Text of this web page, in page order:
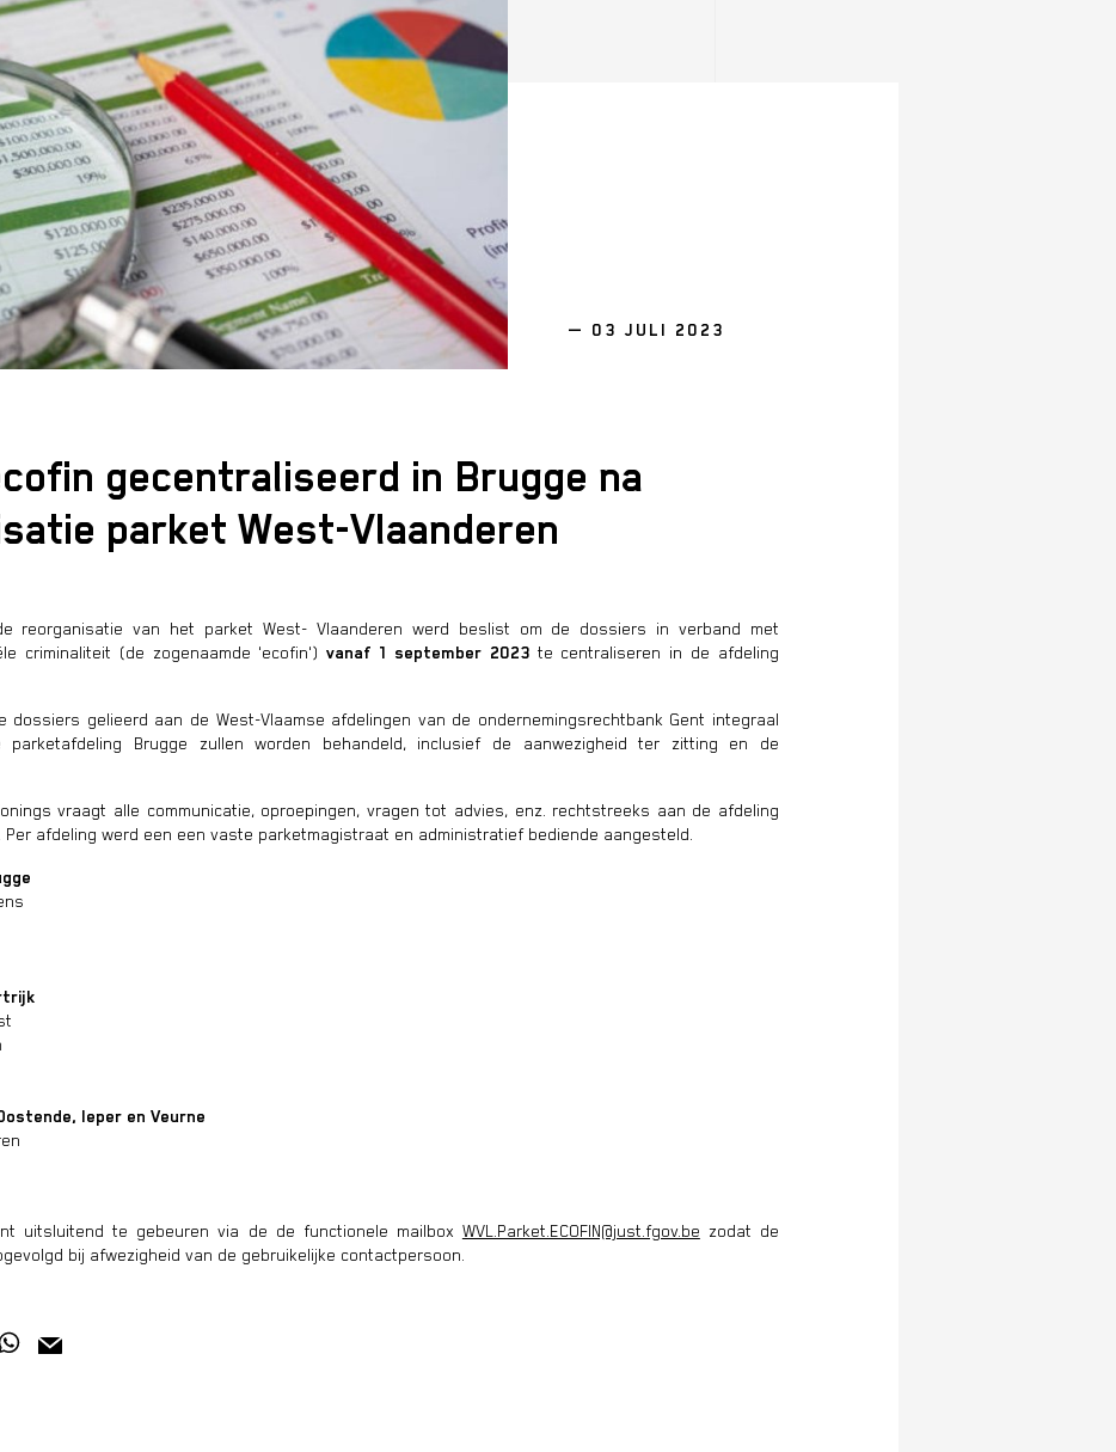
— 03 JULI 2023
gecentraliseerd in Brugge na
parket West-Vlaanderen
reorganisatie van het parket West- Vlaanderen werd beslist om de dossiers in verband met
criminaliteit (de zogenaamde 'ecofin')vanaf 1 september 2023 te centraliseren in de afdeling
dossiers gelieerd aan de West-Vlaamse afdelingen van de ondernemingsrechtbank Gent integraal
Brugge zullen worden behandeld, inclusief de aanwezigheid ter zitting en de
vraagt alle communicatie, oproepingen, vragen tot advies, enz. rechtstreeks aan de afdeling
Per afdeling werd een een vaste parketmagistraat en administratief bediende aangesteld.
Ieper en Veurne
uitsluitend te gebeuren via de de functionele mailbox WVL.Parket.ECOFIN@just.fgov.be zodat de
bij afwezigheid van de gebruikelijke contactpersoon.